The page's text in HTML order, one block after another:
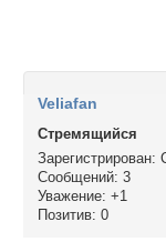
Veliafan
Стремящийся
Зарегистрирован:
Сообщений: 3
Уважение: +1
Позитив: 0